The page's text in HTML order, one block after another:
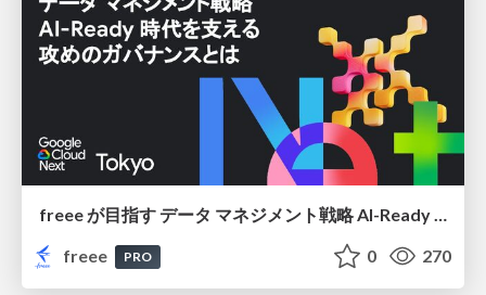
freee が目指す データ マネジメント戦略 AI-Ready 時代を支える 攻めのガバナンスとは
freee
PRO 0 270